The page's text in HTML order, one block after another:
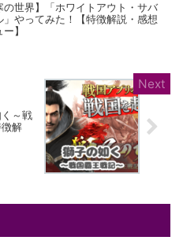
の世界】「ホワイトアウト・サバ
」やってみた！【特徴解説・感想
】
く～戦
解